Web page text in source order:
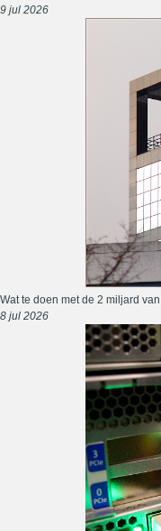
9 jul 2026
Wat te doen met de 2 miljard
8 jul 2026